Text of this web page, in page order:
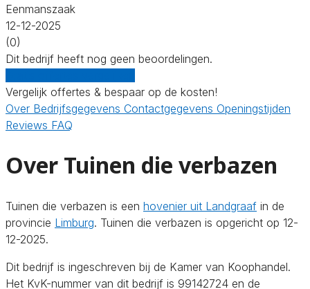
Eenmanszaak
12-12-2025
(0)
Dit bedrijf heeft nog geen beoordelingen.
Vergelijk offertes & bespaar op de kosten!
Over Bedrijfsgegevens Contactgegevens Openingstijden
Reviews FAQ
Over Tuinen die verbazen
Tuinen die verbazen is een hovenier uit Landgraaf in de
provincie Limburg. Tuinen die verbazen is opgericht op 12-
12-2025.
Dit bedrijf is ingeschreven bij de Kamer van Koophandel.
Het KvK-nummer van dit bedrijf is 99142724 en de